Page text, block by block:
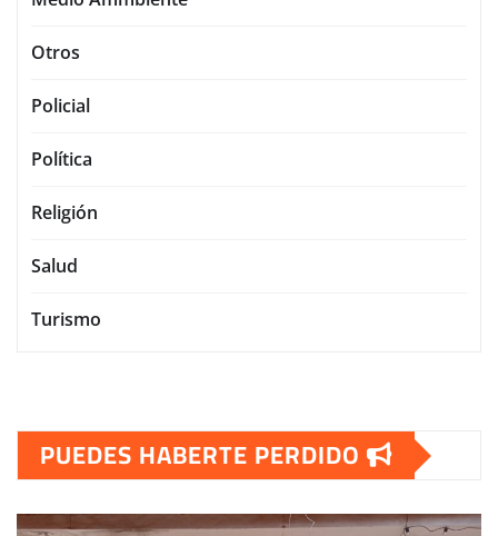
Otros
Policial
Política
Religión
Salud
Turismo
PUEDES HABERTE PERDIDO